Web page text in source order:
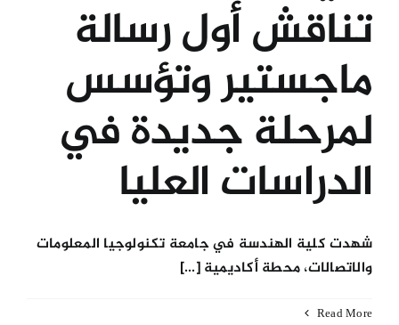
تناقش أول رسالة
ماجستير وتؤسس
لمرحلة جديدة في
الدراسات العليا
شهدت كلية الهندسة في جامعة تكنولوجيا المعلومات
والاتصالات، محطة أكاديمية [...]
Read More